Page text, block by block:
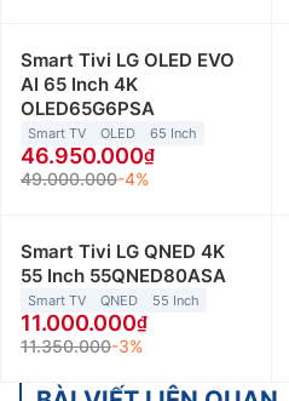
Smart Tivi LG OLED EVO
AI 65 Inch 4K
OLED65G6PSA
Smart TV OLED 65 Inch
46.950.000
49.000.000-4%
Smart Tivi LG QNED 4K
55 Inch 55QNED80ASA
Smart TV QNED 55 Inch
11.000.000
11.350.000-3%